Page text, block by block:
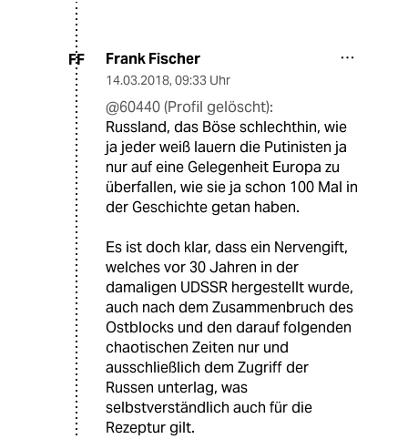
FF Frank Fischer
14.03.2018, 09:33 Uhr
@60440 (Profil gelöscht):
Russland, das Böse schlechthin, wie
ja jeder weiß lauern die Putinisten ja
nur auf eine Gelegenheit Europa zu
überfallen, wie sie ja schon 100 Mal in
der Geschichte getan haben.
Es ist doch klar, dass ein Nervengift,
welches vor 30 Jahren in der
damaligen UDSSR hergestellt wurde,
auch nach dem Zusammenbruch des
Ostblocks und den darauf folgenden
chaotischen Zeiten nur und
ausschließlich dem Zugriff der
Russen unterlag, was
selbstverständlich auch für die
Rezeptur gilt.